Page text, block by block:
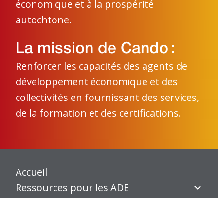
économique et à la prospérité
autochtone.
La mission de Cando :
Renforcer les capacités des agents de
développement économique et des
collectivités en fournissant des services,
de la formation et des certifications.
Accueil
Ressources pour les ADE